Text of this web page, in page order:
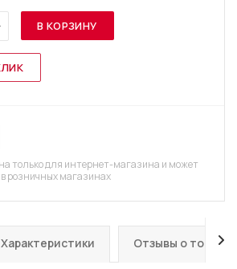
В КОРЗИНУ
только для интернет-магазина и может
розничных магазинах
Характеристики Отзывы о товаре